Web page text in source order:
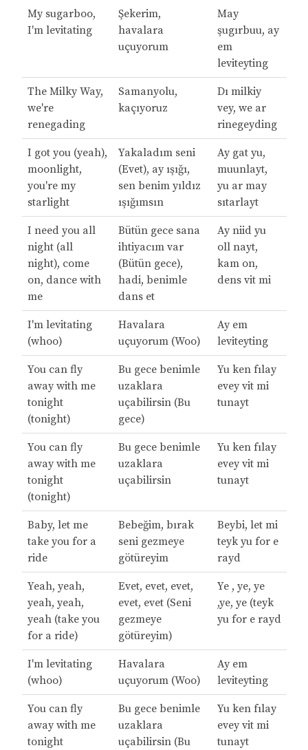
My sugarboo,
I'm levitating
Şekerim,
havalara
uçuyorum
May
şugırbuu, ay
em
leviteyting
The Milky Way,
we're
renegading
Samanyolu,
kaçıyoruz
Dı milkiy
vey, we ar
rinegeyding
I got you (yeah),
moonlight,
you're my
starlight
Yakaladım seni
(Evet), ay ışığı,
sen benim yıldız
ışığımsın
Ay gat yu,
muunlayt,
yu ar may
sıtarlayt
I need you all
night (all
night), come
on, dance with
me
Bütün gece sana
ihtiyacım var
(Bütün gece),
hadi, benimle
dans et
Ay niid yu
oll nayt,
kam on,
dens vit mi
I'm levitating
(whoo)
Havalara
uçuyorum (Woo)
Ay em
leviteyting
You can fly
away with me
tonight
(tonight)
Bu gece benimle
uzaklara
uçabilirsin (Bu
gece)
Yu ken fılay
evey vit mi
tunayt
You can fly
away with me
tonight
(tonight)
Bu gece benimle
uzaklara
uçabilirsin
Yu ken fılay
evey vit mi
tunayt
Baby, let me
take you for a
ride
Bebeğim, bırak
seni gezmeye
götüreyim
Beybi, let mi
teyk yu for e
rayd
Yeah, yeah,
yeah, yeah,
yeah (take you
for a ride)
Evet, evet, evet,
evet, evet (Seni
gezmeye
götüreyim)
Ye , ye, ye
,ye, ye (teyk
yu for e rayd
I'm levitating
(whoo)
Havalara
uçuyorum (Woo)
Ay em
leviteyting
You can fly
away with me
tonight
Bu gece benimle
uzaklara
uçabilirsin (Bu
Yu ken fılay
evey vit mi
tunayt